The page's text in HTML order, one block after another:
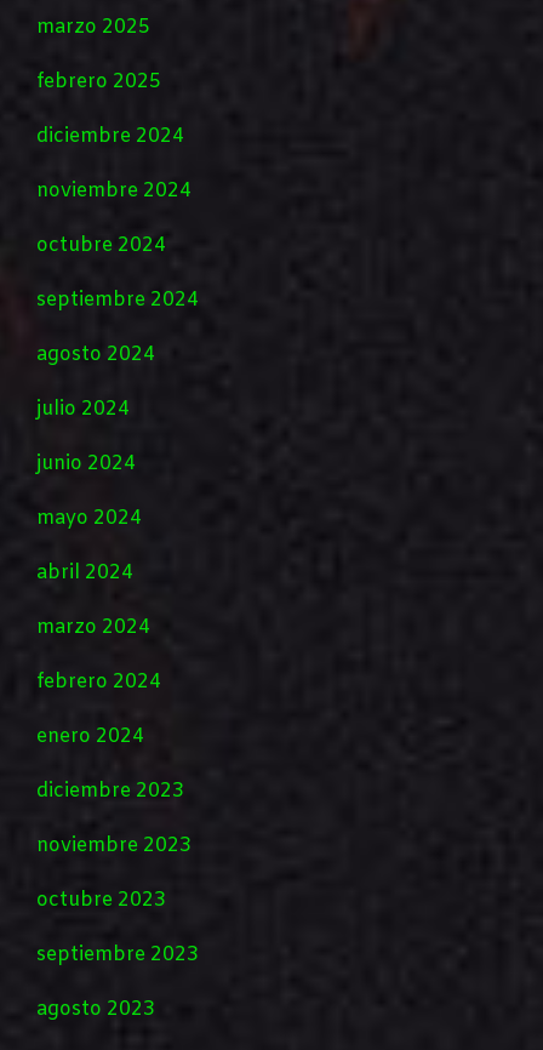
marzo 2025
febrero 2025
diciembre 2024
noviembre 2024
octubre 2024
septiembre 2024
agosto 2024
julio 2024
junio 2024
mayo 2024
abril 2024
marzo 2024
febrero 2024
enero 2024
diciembre 2023
noviembre 2023
octubre 2023
septiembre 2023
agosto 2023